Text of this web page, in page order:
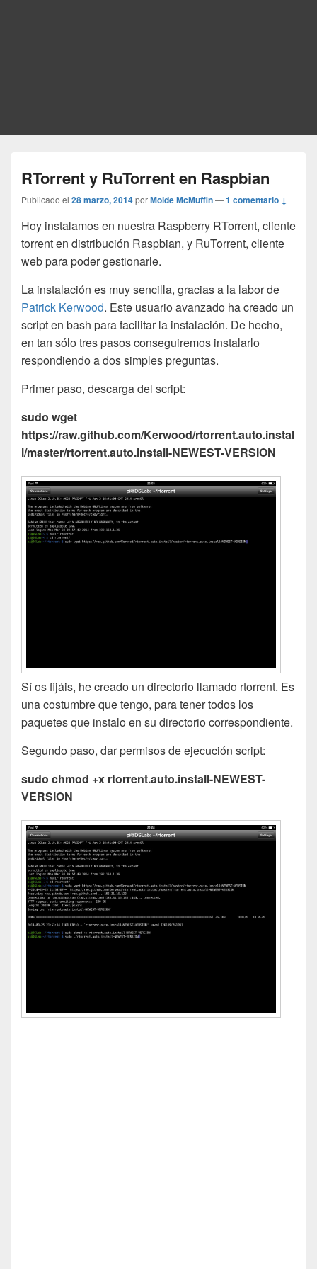
RTorrent y RuTorrent en Raspbian
Publicado el 28 marzo, 2014porMoide McMuffin—1 comentario ↓
Hoy instalamos en nuestra Raspberry RTorrent, cliente
torrent en distribución Raspbian, y RuTorrent, cliente
web para poder gestionarle.
La instalación es muy sencilla, gracias a la labor de
Patrick Kerwood. Este usuario avanzado ha creado un
script en bash para facilitar la instalación. De hecho,
en tan sólo tres pasos conseguiremos instalarlo
respondiendo a dos simples preguntas.
Primer paso, descarga del script:
sudo wget
https://raw.github.com/Kerwood/rtorrent.auto.instal
l/master/rtorrent.auto.install-NEWEST-VERSION
Sí os fijáis, he creado un directorio llamado rtorrent. Es
una costumbre que tengo, para tener todos los
paquetes que instalo en su directorio correspondiente.
Segundo paso, dar permisos de ejecución script:
sudo chmod +x rtorrent.auto.install-NEWEST-
VERSION